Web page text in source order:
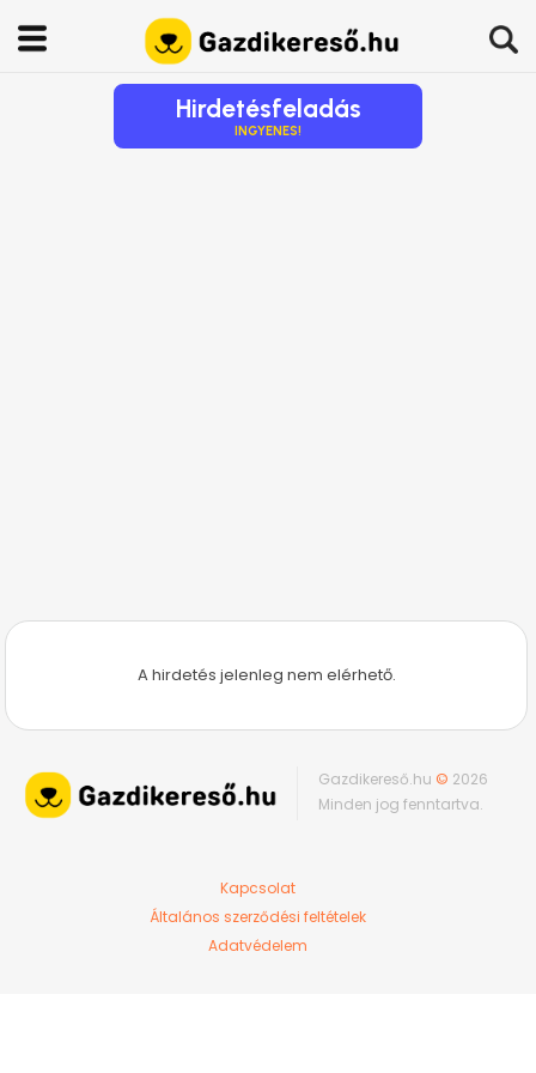
Hirdetésfeladás
INGYENES!
A hirdetés jelenleg nem elérhető.
Gazdikereső.hu © 2026
Minden jog fenntartva.
Kapcsolat
Általános szerződési feltételek
Adatvédelem